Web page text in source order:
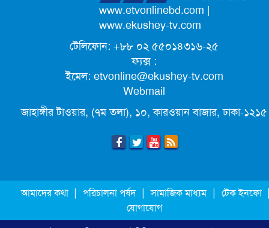
পদোন্নতি পেয়ে সচিব হলেন ২ কর্মকর্তা
লিগ্যাল এইডের মাধ্যমে সন্তান ফিরে পেল
সেই কিশোরী মা জুঁই
জেট ফুয়েলের দাম কমলো লিটারে ১৯ টাকা
মূল্যস্ফীতি কমে জুনে ৯ দশমিক ১৬ শতাংশ
ছুটিতে গিয়ে না ফিরলে ৩ বছরের নিষেধাজ্ঞা,
নতুন নিয়ম সৌদির
www.etvonlinebd.com |
www.ekushey-tv.com
টেলিফোন: +৮৮ ০২ ৫৫০১৪৩১৬-২৫
ফ্যক্স :
ইমেল: etvonline@ekushey-tv.com
Webmail
জাহাঙ্গীর টাওয়ার, (৭ম তলা), ১০, কারওয়ান বাজার, ঢাকা-১২১৫
আমাদের কথা | পরিচালনা পর্ষদ | সামাজিক মাধ্যম | টেক ইনফো
যোগাযোগ